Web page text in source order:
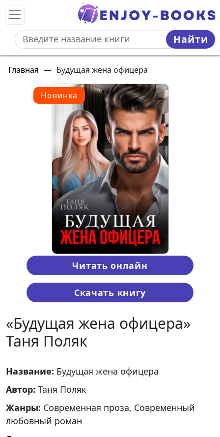
Найти
Главная — Будущая жена офицера
Новинка
Читать онлайн
Скачать книгу
«Будущая жена офицера»
Таня Поляк
Название: Будущая жена офицера
Автор: Таня Поляк
Жанры: Современная проза, Современный
любовный роман